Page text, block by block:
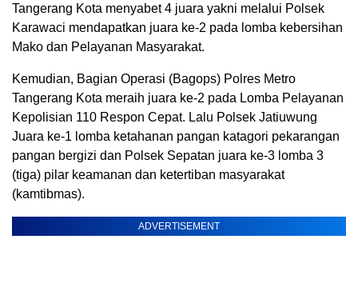
Tangerang Kota menyabet 4 juara yakni melalui Polsek
Karawaci mendapatkan juara ke-2 pada lomba kebersihan
Mako dan Pelayanan Masyarakat.
Kemudian, Bagian Operasi (Bagops) Polres Metro
Tangerang Kota meraih juara ke-2 pada Lomba Pelayanan
Kepolisian 110 Respon Cepat. Lalu Polsek Jatiuwung
Juara ke-1 lomba ketahanan pangan katagori pekarangan
pangan bergizi dan Polsek Sepatan juara ke-3 lomba 3
(tiga) pilar keamanan dan ketertiban masyarakat
(kamtibmas).
ADVERTISEMENT